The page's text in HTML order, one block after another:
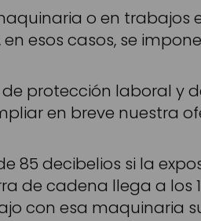
o en trabajos
esos casos, se
protección laboral y
en breve nuestra
85 decibelios si la
de cadena llega a los
con esa maquinaria